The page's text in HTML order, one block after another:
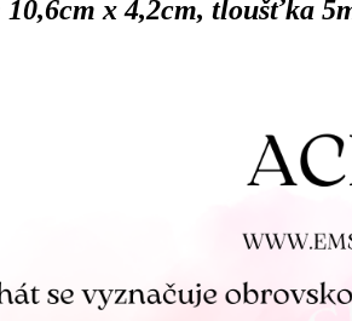
10,6cm x 4,2cm, tloušťka